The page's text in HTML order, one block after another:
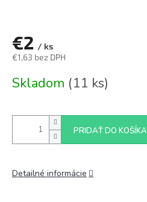
€2 / ks
€1,63 bez DPH
cena:
Skladom (11 ks)
PRIDAŤ DO KOŠÍKA
Detailné informácie